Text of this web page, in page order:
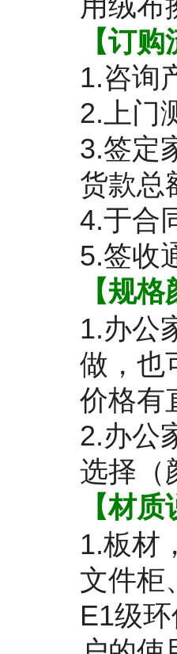
【订
1.咨询
2.上门
3.签定
货款总
4.于合
5.签收
【规
1.办公
做，也
价格有
2.办公
选择（
【材
1.板材
文件柜
E1级